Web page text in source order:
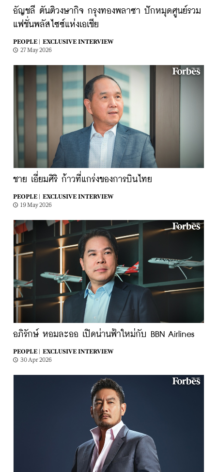
อัญชลี ตันติวงษากิจ กรุงทองพลาซา ปักหมุดศูนย์รวม
แฟชั่นพลัสไซซ์แห่งเอเชีย
PEOPLE |
EXCLUSIVE INTERVIEW
27 May 2026
ชาย เอี่ยมศิริ ก้าวที่แกร่งของการบินไทย
PEOPLE |
EXCLUSIVE INTERVIEW
19 May 2026
อภิรักษ์ หอมละออ เปิดน่านฟ้าใหม่กับ BBN Airlines
PEOPLE |
EXCLUSIVE INTERVIEW
30 Apr 2026